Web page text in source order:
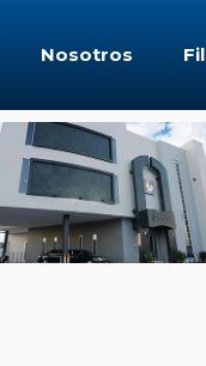
Nosotros